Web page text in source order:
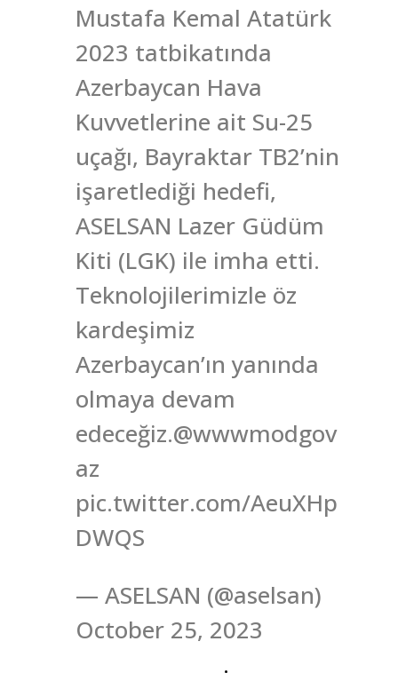
Mustafa Kemal Atatürk
2023 tatbikatında
Azerbaycan Hava
Kuvvetlerine ait Su-25
uçağı, Bayraktar TB2’nin
işaretlediği hedefi,
ASELSAN Lazer Güdüm
Kiti (LGK) ile imha etti.
Teknolojilerimizle öz
kardeşimiz
Azerbaycan’ın yanında
olmaya devam
edeceğiz.@wwwmodgov
az
pic.twitter.com/AeuXHp
DWQS
— ASELSAN (@aselsan)
October 25, 2023